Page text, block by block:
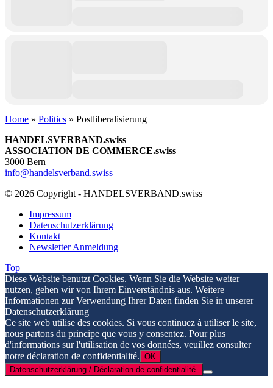
Home » Politics » Postliberalisierung
HANDELSVERBAND.swiss
ASSOCIATION DE COMMERCE.swiss
3000 Bern
info@handelsverband.swiss
© 2026 Copyright - HANDELSVERBAND.swiss
Impressum
Datenschutzerklärung
Kontakt
Newsletter Anmeldung
Top
Diese Website benutzt Cookies. Wenn Sie die Website weiter
nutzen, gehen wir von Ihrem Einverständnis aus. Weitere
Informationen zur Verwendung Ihrer Daten finden Sie in unserer
Datenschutzerklärung
Ce site web utilise des cookies. Si vous continuez à utiliser le site,
nous partons du principe que vous y consentez. Pour plus
d'informations sur l'utilisation de vos données, veuillez consulter
notre déclaration de confidentialité. OK
Datenschutzerklärung / Déclaration de confidentialité.